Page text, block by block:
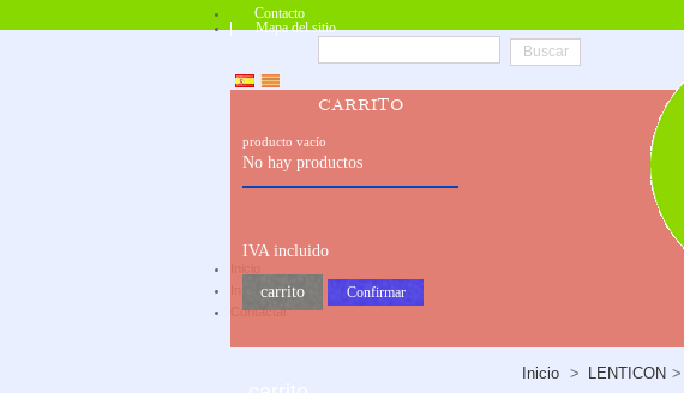
Contacto
Mapa del sitio
carrito
producto vacío
No hay productos
IVA incluido
carrito Confirmar
Información
Contactar
Inicio > LENTICON >